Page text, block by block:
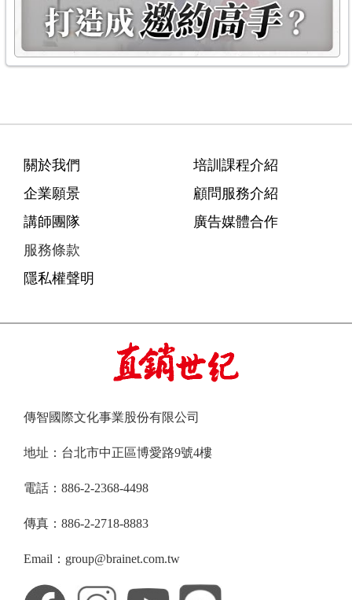
關於我們
企業願景
講師團隊
服務條款
隱私權聲明
培訓課程介紹
顧問服務介紹
廣告媒體合作
傳智國際文化事業股份有限公司
地址：台北市中正區博愛路9號4樓
電話：886-2-2368-4498
傳真：886-2-2718-8883
Email：group@brainet.com.tw